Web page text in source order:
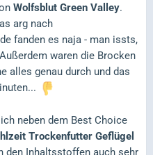
Wolfsblut Green Valley.
arg nach
fanden es naja - man issts,
waren die Brocken
alles genau durch und das
neben dem Best Choice
Trockenfutter Geflügel
den Inhaltsstoffen auch sehr